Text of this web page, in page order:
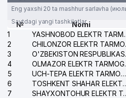
37
ONLINE TICKET SERVICE
MChJ
ACCENT TRADE MChJ
BADR PLUS MChJ
ABBOTT LABORATORIES
VAKOLATXONA
Eng yaxshi 20 ta mashhur sarlavha
Saytdagi yangi tashkilotlar
№
Nomi
1
YASHNOBOD
2
3
4
5
UCH-TEPA ELEKTR TARMOG'I NOSOZLIKLARI XIZMATI
6
TOSHKENT SHAHAR
7
SHAYXONTOHUR ELEKTR